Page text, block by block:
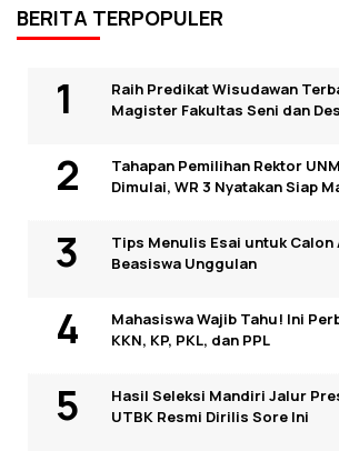
BERITA TERPOPULER
Raih Predikat Wisudawan
Magister Fakultas Seni dan
Tahapan Pemilihan Rektor
Dimulai, WR 3 Nyatakan Siap
Tips Menulis Esai untuk Calon
Beasiswa Unggulan
Mahasiswa Wajib Tahu! Ini
KKN, KP, PKL, dan PPL
Hasil Seleksi Mandiri Jalur
UTBK Resmi Dirilis Sore Ini